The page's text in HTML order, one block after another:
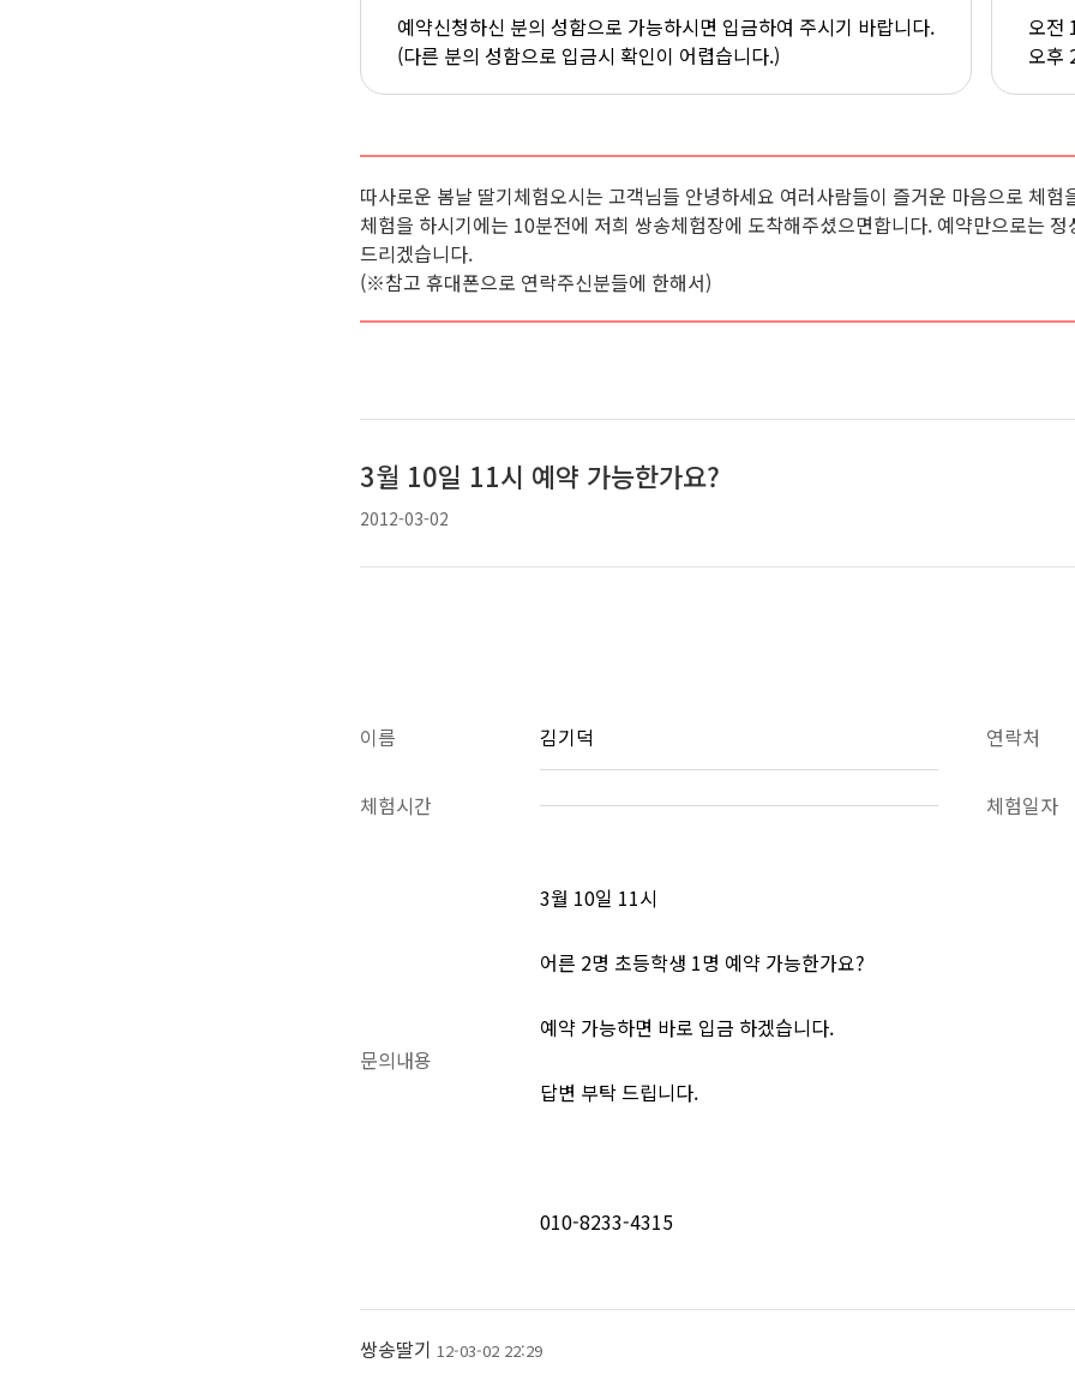
예약신청하신 분의 성함으로 가능하시면 입금하여 주시기 바랍니다.
(다른 분의 성함으로 입금시 확인이 어렵습니다.)
오전
오후
따사로운 봄날 딸기체험오시는 고객님들 안녕하세요 여러사람들이 즐거운 마음으로 체
체험을 하시기에는 10분전에 저희 쌍송체험장에 도착해주셨으면합니다. 예약만으로는
드리겠습니다.
(※참고 휴대폰으로 연락주신분들에 한해서)
3월 10일 11시 예약 가능한가요?
2012-03-02
이름 김기덕 연락처
체험시간 체험일자
문의내용
3월 10일 11시
어른 2명 초등학생 1명 예약 가능한가요?
예약 가능하면 바로 입금 하겠습니다.
답변 부탁 드립니다.
010-8233-4315
쌍송딸기 12-03-02 22:29